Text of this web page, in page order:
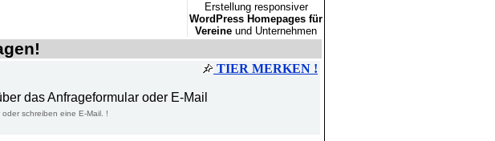
Erstellung responsiver
WordPress Homepages für
Vereine und Unternehmen
TIER MERKEN !
das Anfrageformular oder E-Mail
schreiben eine E-Mail. !